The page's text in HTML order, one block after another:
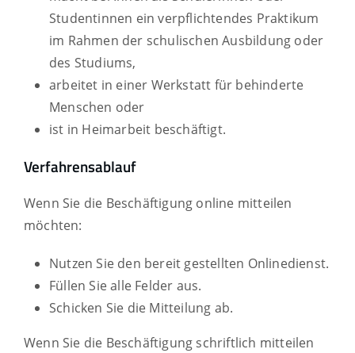
Studentinnen ein verpflichtendes Praktikum
im Rahmen der schulischen Ausbildung oder
des Studiums,
arbeitet in einer Werkstatt für behinderte
Menschen oder
ist in Heimarbeit beschäftigt.
Verfahrensablauf
Wenn Sie die Beschäftigung online mitteilen
möchten:
Nutzen Sie den bereit gestellten Onlinedienst.
Füllen Sie alle Felder aus.
Schicken Sie die Mitteilung ab.
Wenn Sie die Beschäftigung schriftlich mitteilen